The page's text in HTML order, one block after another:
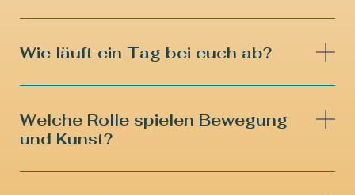
Wie läuft ein Tag bei euch ab?
Welche Rolle spielen Bewegung
und Kunst?